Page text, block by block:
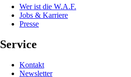
Wer ist die W.A.F.
Jobs & Karriere
Presse
Service
Kontakt
Newsletter